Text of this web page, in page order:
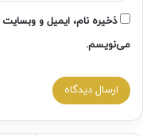
ذخیره نام، ایمیل و
می‌نویسم.